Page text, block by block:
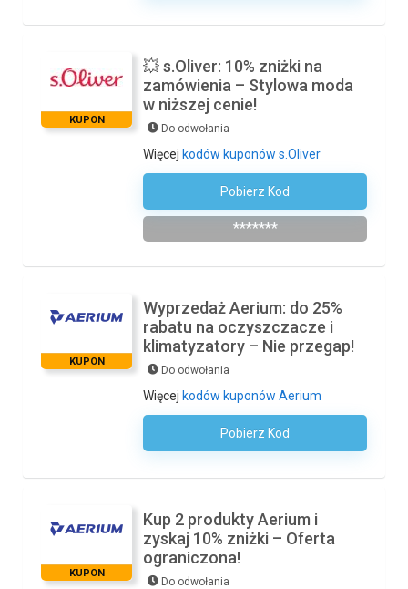
KUPON
💥 s.Oliver: 10% zniżki na
zamówienia – Stylowa moda
w niższej cenie!
Do odwołania
Więcej kodów kuponów s.Oliver
Pobierz Kod
Zapisz Się Do Newslettera
*******
KUPON
Wyprzedaż Aerium: do 25%
rabatu na oczyszczacze i
klimatyzatory – Nie przegap!
Do odwołania
Więcej kodów kuponów Aerium
Pobierz Kod
Kod Nie Jest Wymagany
KUPON
Kup 2 produkty Aerium i
zyskaj 10% zniżki – Oferta
ograniczona!
Do odwołania